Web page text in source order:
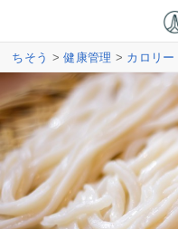
ちそう >健康管理 > カロリー